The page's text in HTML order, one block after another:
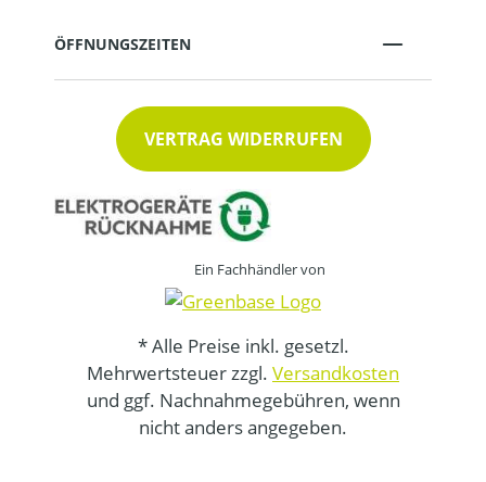
ÖFFNUNGSZEITEN
VERTRAG WIDERRUFEN
Ein Fachhändler von
* Alle Preise inkl. gesetzl.
Mehrwertsteuer zzgl. Versandkosten
und ggf. Nachnahmegebühren, wenn
nicht anders angegeben.